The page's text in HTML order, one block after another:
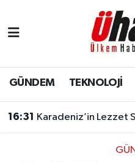
GÜNDEM TEKNOLOJİ
16:31 Karadeniz’in Lezzet
İstanbul Nöbetçi
İstanbul Hava